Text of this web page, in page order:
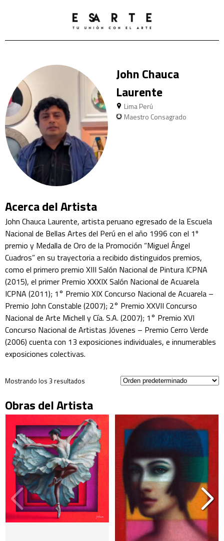
John Chauca
Laurente
Lima Perú
Maestro Consagrado
Acerca del Artista
John Chauca Laurente, artista peruano egresado de la Escuela
Nacional de Bellas Artes del Perú en el año 1996 con el 1º
premio y Medalla de Oro de la Promoción “Miguel Ángel
Cuadros” en su trayectoria a recibido distinguidos premios,
como el primero premio XIII Salón Nacional de Pintura ICPNA
(2015), el primer Premio XXXIX Salón Nacional de Acuarela
ICPNA (2011); 1° Premio XIX Concurso Nacional de Acuarela –
Premio John Constable (2007); 2° Premio XXVII Concurso
Nacional de Arte Michell y Cía. S.A. (2007); 1° Premio XVI
Concurso Nacional de Artistas Jóvenes – Premio Cerro Verde
(2006) cuenta con 13 exposiciones individuales, e innumerables
exposiciones colectivas.
Mostrando los 3 resultados
Obras del Artista